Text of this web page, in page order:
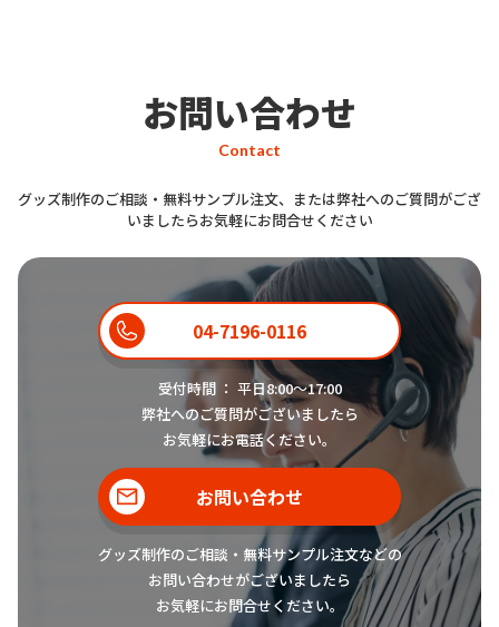
お問い合わせ
Contact
グッズ制作のご相談・無料サンプル注文、または弊社へのご質問がござ
いましたらお気軽にお問合せください
04-7196-0116
受付時間 ： 平日8:00〜17:00
弊社へのご質問がございましたら
お気軽にお電話ください。
お問い合わせ
グッズ制作のご相談・無料サンプル注文などの
お問い合わせがございましたら
お気軽にお問合せください。